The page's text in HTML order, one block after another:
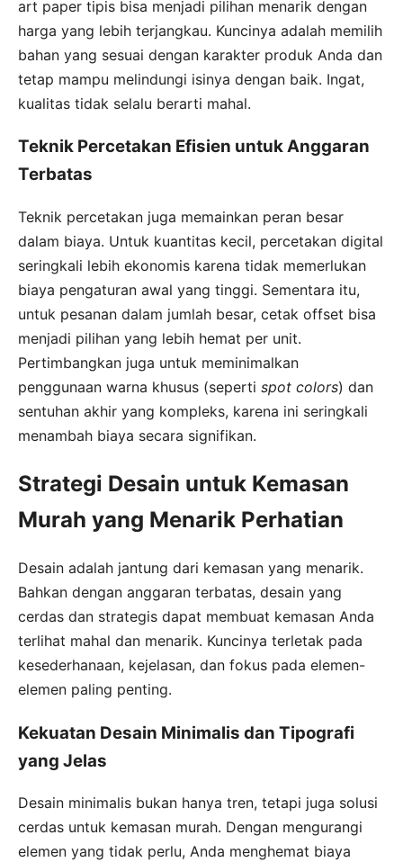
art paper tipis bisa menjadi pilihan menarik dengan
harga yang lebih terjangkau. Kuncinya adalah memilih
bahan yang sesuai dengan karakter produk Anda dan
tetap mampu melindungi isinya dengan baik. Ingat,
kualitas tidak selalu berarti mahal.
Teknik Percetakan Efisien untuk Anggaran
Terbatas
Teknik percetakan juga memainkan peran besar
dalam biaya. Untuk kuantitas kecil, percetakan digital
seringkali lebih ekonomis karena tidak memerlukan
biaya pengaturan awal yang tinggi. Sementara itu,
untuk pesanan dalam jumlah besar, cetak offset bisa
menjadi pilihan yang lebih hemat per unit.
Pertimbangkan juga untuk meminimalkan
penggunaan warna khusus (seperti spot colors) dan
sentuhan akhir yang kompleks, karena ini seringkali
menambah biaya secara signifikan.
Strategi Desain untuk Kemasan
Murah yang Menarik Perhatian
Desain adalah jantung dari kemasan yang menarik.
Bahkan dengan anggaran terbatas, desain yang
cerdas dan strategis dapat membuat kemasan Anda
terlihat mahal dan menarik. Kuncinya terletak pada
kesederhanaan, kejelasan, dan fokus pada elemen-
elemen paling penting.
Kekuatan Desain Minimalis dan Tipografi
yang Jelas
Desain minimalis bukan hanya tren, tetapi juga solusi
cerdas untuk kemasan murah. Dengan mengurangi
elemen yang tidak perlu, Anda menghemat biaya